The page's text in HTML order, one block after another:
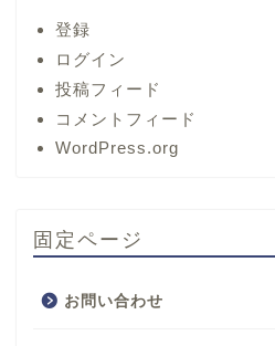
登録
ログイン
投稿フィード
コメントフィード
WordPress.org
固定ページ
お問い合わせ